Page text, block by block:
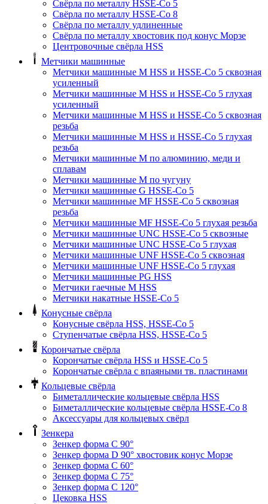
Свёрла по металлу HSSE-Co 5
Свёрла по металлу HSSE-Co 8
Свёрла по металлу удлиненные
Свёрла по металлу хвостовик под конус Морзе
Центровочные свёрла HSS
Метчики машинные
Метчики машинные M HSS и HSSE-Co 5 сквозная
усиленный
Метчики машинные M HSS и HSSE-Co 5 глухая
усиленный
Метчики машинные M HSS и HSSE-Co 5 сквозная
резьба
Метчики машинные M HSS и HSSE-Co 5 глухая
резьба
Метчики машинные M по алюминию, меди и
сплавам
Метчики машинные M по чугуну
Метчики машинные G HSSE-Co 5
Метчики машинные MF HSSE-Co 5 сквозная
резьба
Метчики машинные MF HSSE-Co 5 глухая резьба
Метчики машинные UNC HSSE-Co 5 сквозные
Метчики машинные UNC HSSE-Co 5 глухая
Метчики машинные UNF HSSE-Co 5 сквозная
Метчики машинные UNF HSSE-Co 5 глухая
Метчики машинные PG HSS
Метчики гаечные M HSS
Метчики накатные HSSE-Co 5
Конусные свёрла
Конусные свёрла HSS, HSSE-Co 5
Ступенчатые свёрла HSS, HSSE-Co 5
Корончатые свёрла
Корончатые свёрла HSS и HSSE-Co 5
Корончатые свёрла с впаяными тв. пластинами
Кольцевые свёрла
Биметаллические кольцевые свёрла HSS
Биметаллические кольцевые свёрла HSSE-Co 8
Аксессуары для кольцевых свёрл
Зенкера
Зенкер форма С 90°
Зенкер форма D 90° хвостовик конус Морзе
Зенкер форма С 60°
Зенкер форма С 75°
Зенкер форма С 120°
Цековка HSS